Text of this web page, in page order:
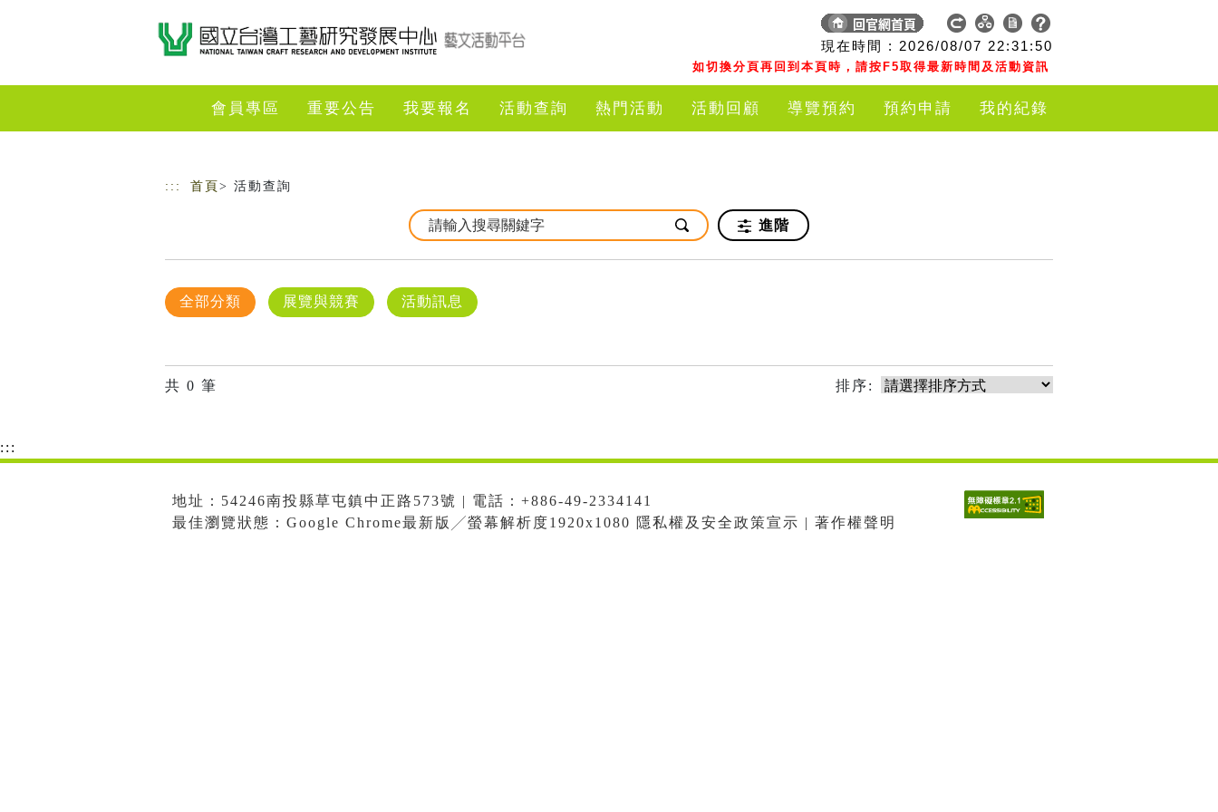
現在時間 : 2026/08/07 22:31:50
如切換分頁再回到本頁時，請按F5取得最新時間及活動資訊
會員專區 重要公告 我要報名 活動查詢 熱門活動 活動回顧 導覽預約 預約申請 我的紀錄
::: 首頁 > 活動查詢
進階
全部分類 展覽與競賽 活動訊息
共 0 筆 排序:
:::
地址：54246南投縣草屯鎮中正路573號 | 電話：+886-49-2334141
最佳瀏覽狀態：Google Chrome最新版╱螢幕解析度1920x1080 隱私權及安全政策宣示 | 著作權聲明